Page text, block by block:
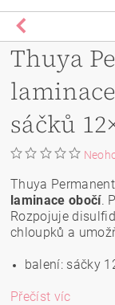
Thuya
sáčků
Thuya
laminace obočí.
Rozpojuje
chloupků a
balení: sáčky
Přečíst víc